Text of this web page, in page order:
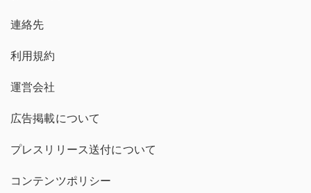
連絡先
利用規約
運営会社
広告掲載について
プレスリリース送付について
コンテンツポリシー